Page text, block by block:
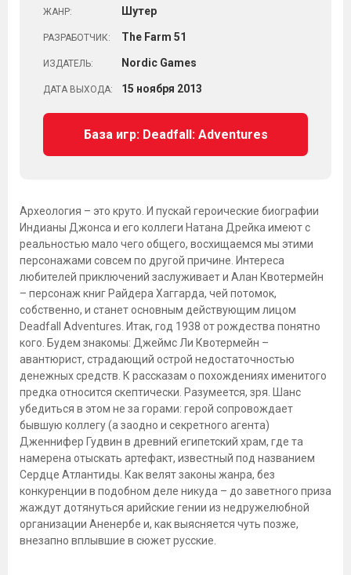
ЖАНР: Шутер
РАЗРАБОТЧИК: The Farm 51
ИЗДАТЕЛЬ: Nordic Games
ДАТА ВЫХОДА: 15 ноября 2013
База игр: Deadfall: Adventures
Археология – это круто. И пускай героические биографии
Индианы Джонса и его коллеги Натана Дрейка имеют с
реальностью мало чего общего, восхищаемся мы этими
персонажами совсем по другой причине. Интереса
любителей приключений заслуживает и Алан Квотермейн
– персонаж книг Райдера Хаггарда, чей потомок,
собственно, и станет основным действующим лицом
Deadfall Adventures. Итак, год 1938 от рождества понятно
кого. Будем знакомы: Джеймс Ли Квотермейн –
авантюрист, страдающий острой недостаточностью
денежных средств. К рассказам о похождениях именитого
предка относится скептически. Разумеется, зря. Шанс
убедиться в этом не за горами: герой сопровождает
бывшую коллегу (а заодно и секретного агента)
Дженнифер Гудвин в древний египетский храм, где та
намерена отыскать артефакт, известный под названием
Сердце Атлантиды. Как велят законы жанра, без
конкуренции в подобном деле никуда – до заветного приза
жаждут дотянуться арийские гении из недружелюбной
организации Аненербе и, как выясняется чуть позже,
внезапно вплывшие в сюжет русские.